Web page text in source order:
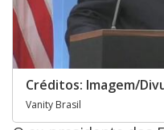
Créditos: Imagem/
Vanity Brasil